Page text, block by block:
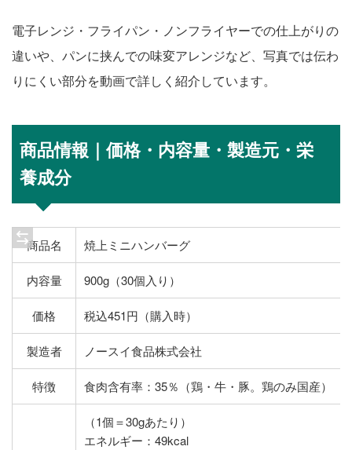
電子レンジ・フライパン・ノンフライヤーでの仕上がりの
違いや、パンに挟んでの味変アレンジなど、写真では伝わ
りにくい部分を動画で詳しく紹介しています。
商品情報｜価格・内容量・製造元・栄
養成分
商品名 焼上ミニハンバーグ
内容量 900g（30個入り）
価格 税込451円（購入時）
製造者 ノースイ食品株式会社
特徴 食肉含有率：35％（鶏・牛・豚。鶏のみ国産）
（1個＝30gあたり）
エネルギー：49kcal